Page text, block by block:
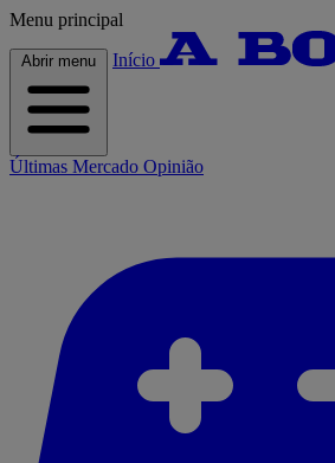
Menu principal
Abrir menu Início
Últimas Mercado Opinião